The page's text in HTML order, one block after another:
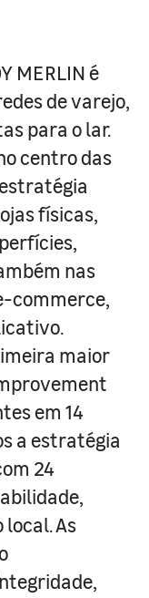
MERLIN é
de varejo,
para o lar.
centro das
físicas,
nas
commerce,
maior
em 14
a estratégia
24
As